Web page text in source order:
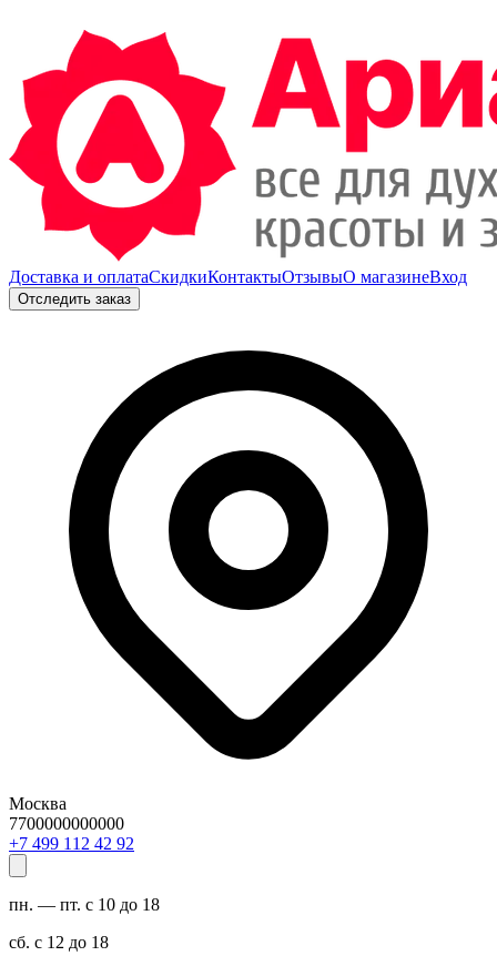
Доставка и оплатаСкидкиКонтактыОтзывыО магазинеВход
Отследить заказ
Москва
7700000000000
29 24 211 994 7+
пн. — пт. с 10 до 18
сб. с 12 до 18